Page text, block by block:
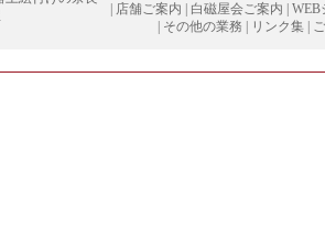
店舗ご案内 白磁屋会ご案内
WEB
その他の業務 リンク集